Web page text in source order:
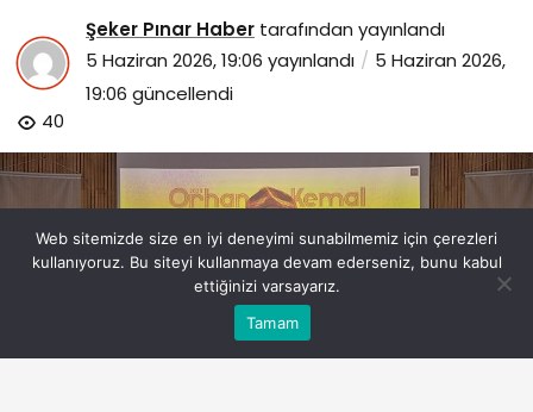
Şeker Pınar Haber tarafından yayınlandı
5 Haziran 2026, 19:06 yayınlandı
5 Haziran 2026,
19:06 güncellendi
40
Bu web sitesinde en iyi deneyimi yaşamanızı sağlamak
için çerezler kullanılmaktadır.
Eczaneler
Web sitemizde size en iyi deneyimi sunabilmemiz için çerezleri
kullanıyoruz. Bu siteyi kullanmaya devam ederseniz, bunu kabul
ettiğinizi varsayarız.
Tamam